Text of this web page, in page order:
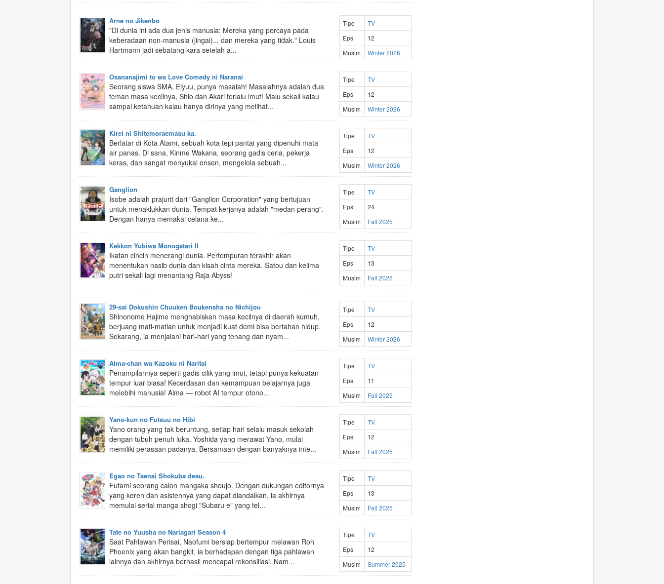
Arne no Jikenbo
"Di dunia ini ada dua jenis manusia: Mereka yang percaya pada
keberadaan non-manusia (jingai)... dan mereka yang tidak." Louis
Hartmann jadi sebatang kara setelah a...
Tipe
TV
Eps
12
Musim
Winter 2026
Osananajimi to wa Love Comedy ni Naranai
Seorang siswa SMA, Eiyuu, punya masalah! Masalahnya adalah dua
teman masa kecilnya, Shio dan Akari terlalu imut! Malu sekali kalau
sampai ketahuan kalau hanya dirinya yang melihat...
Tipe
TV
Eps
12
Musim
Winter 2026
Kirei ni Shitemoraemasu ka.
Berlatar di Kota Atami, sebuah kota tepi pantai yang dipenuhi mata
air panas. Di sana, Kinme Wakana, seorang gadis ceria, pekerja
keras, dan sangat menyukai onsen, mengelola sebuah...
Tipe
TV
Eps
12
Musim
Winter 2026
Ganglion
Isobe adalah prajurit dari "Ganglion Corporation" yang bertujuan
untuk menaklukkan dunia. Tempat kerjanya adalah "medan perang".
Dengan hanya memakai celana ke...
Tipe
TV
Eps
24
Musim
Fall 2025
Kekkon Yubiwa Monogatari II
Ikatan cincin menerangi dunia. Pertempuran terakhir akan
menentukan nasib dunia dan kisah cinta mereka. Satou dan kelima
putri sekali lagi menantang Raja Abyss!
Tipe
TV
Eps
13
Musim
Fall 2025
29-sai Dokushin Chuuken Boukensha no Nichijou
Shinonome Hajime menghabiskan masa kecilnya di daerah kumuh,
berjuang mati-matian untuk menjadi kuat demi bisa bertahan hidup.
Sekarang, ia menjalani hari-hari yang tenang dan nyam...
Tipe
TV
Eps
12
Musim
Winter 2026
Alma-chan wa Kazoku ni Naritai
Penampilannya seperti gadis cilik yang imut, tetapi punya kekuatan
tempur luar biasa! Kecerdasan dan kemampuan belajarnya juga
melebihi manusia! Alma — robot AI tempur otono...
Tipe
TV
Eps
11
Musim
Fall 2025
Yano-kun no Futsuu no Hibi
Yano orang yang tak beruntung, setiap hari selalu masuk sekolah
dengan tubuh penuh luka. Yoshida yang merawat Yano, mulai
memiliki perasaan padanya. Bersamaan dengan banyaknya inte...
Tipe
TV
Eps
12
Musim
Fall 2025
Egao no Taenai Shokuba desu.
Futami seorang calon mangaka shoujo. Dengan dukungan editornya
yang keren dan asistennya yang dapat diandalkan, ia akhirnya
memulai serial manga shogi "Subaru e" yang tel...
Tipe
TV
Eps
13
Musim
Fall 2025
Tate no Yuusha no Nariagari Season 4
Saat Pahlawan Perisai, Naofumi bersiap bertempur melawan Roh
Phoenix yang akan bangkit, ia berhadapan dengan tiga pahlawan
lainnya dan akhirnya berhasil mencapai rekonsiliasi. Nam...
Tipe
TV
Eps
12
Musim
Summer 2025